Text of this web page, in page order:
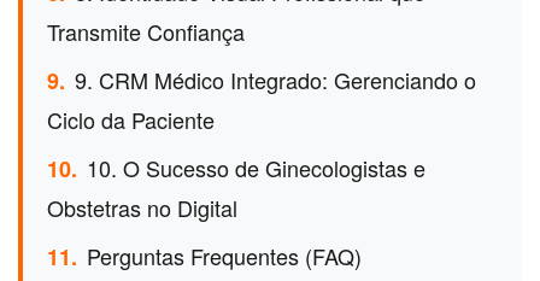
Transmite Confiança
9. 9. CRM Médico Integrado: Gerenciando o
Ciclo da Paciente
10. 10. O Sucesso de Ginecologistas e
Obstetras no Digital
11. Perguntas Frequentes (FAQ)